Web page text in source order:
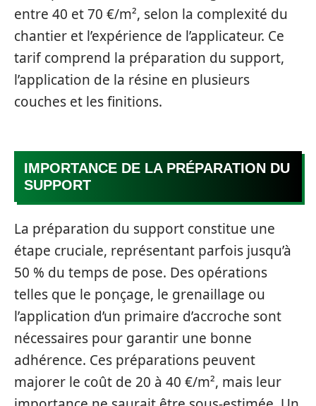
entre 40 et 70 €/m², selon la complexité du
chantier et l’expérience de l’applicateur. Ce
tarif comprend la préparation du support,
l’application de la résine en plusieurs
couches et les finitions.
IMPORTANCE DE LA PRÉPARATION DU
SUPPORT
La préparation du support constitue une
étape cruciale, représentant parfois jusqu’à
50 % du temps de pose. Des opérations
telles que le ponçage, le grenaillage ou
l’application d’un primaire d’accroche sont
nécessaires pour garantir une bonne
adhérence. Ces préparations peuvent
majorer le coût de 20 à 40 €/m², mais leur